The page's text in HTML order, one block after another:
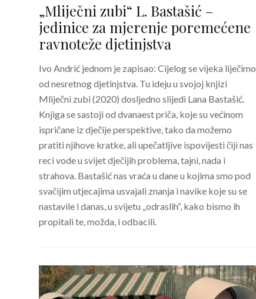
„Mliječni zubi“ L. Bastašić –
jedinice za mjerenje poremećene
ravnoteže djetinjstva
Ivo Andrić jednom je zapisao: Cijelog se vijeka liječimo
od nesretnog djetinjstva. Tu ideju u svojoj knjizi
Mliječni zubi (2020) dosljedno slijedi Lana Bastašić.
Knjiga se sastoji od dvanaest priča, koje su većinom
ispričane iz dječije perspektive, tako da možemo
pratiti njihove kratke, ali upečatljive ispovijesti čiji nas
reci vode u svijet dječijih problema, tajni, nada i
strahova. Bastašić nas vraća u dane u kojima smo pod
svačijim utjecajima usvajali znanja i navike koje su se
nastavile i danas, u svijetu „odraslih“, kako bismo ih
propitali te, možda, i odbacili.